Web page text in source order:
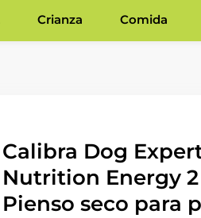
Crianza Comida
Calibra Dog
Nutrition Energy
Pienso seco para